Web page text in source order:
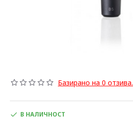
Базирано на 0 отзива.
В НАЛИЧНОСТ